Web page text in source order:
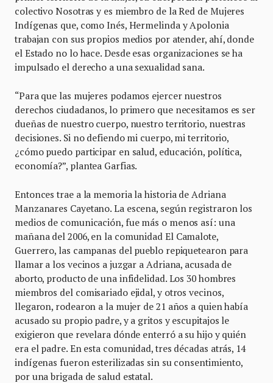
colectivo Nosotras y es miembro de la Red de Mujeres
Indígenas que, como Inés, Hermelinda y Apolonia
trabajan con sus propios medios por atender, ahí, donde
el Estado no lo hace. Desde esas organizaciones se ha
impulsado el derecho a una sexualidad sana.
“Para que las mujeres podamos ejercer nuestros
derechos ciudadanos, lo primero que necesitamos es ser
dueñas de nuestro cuerpo, nuestro territorio, nuestras
decisiones. Si no defiendo mi cuerpo, mi territorio,
¿cómo puedo participar en salud, educación, política,
economía?”, plantea Garfias.
Entonces trae a la memoria la historia de Adriana
Manzanares Cayetano. La escena, según registraron los
medios de comunicación, fue más o menos así: una
mañana del 2006, en la comunidad El Camalote,
Guerrero, las campanas del pueblo repiquetearon para
llamar a los vecinos a juzgar a Adriana, acusada de
aborto, producto de una infidelidad. Los 30 hombres
miembros del comisariado ejidal, y otros vecinos,
llegaron, rodearon a la mujer de 21 años a quien había
acusado su propio padre, y a gritos y escupitajos le
exigieron que revelara dónde enterró a su hijo y quién
era el padre. En esta comunidad, tres décadas atrás, 14
indígenas fueron esterilizadas sin su consentimiento,
por una brigada de salud estatal.